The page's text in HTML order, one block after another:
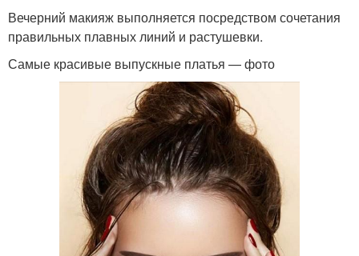
Вечерний макияж выполняется посредством сочетания
правильных плавных линий и растушевки.
Самые красивые выпускные платья — фото